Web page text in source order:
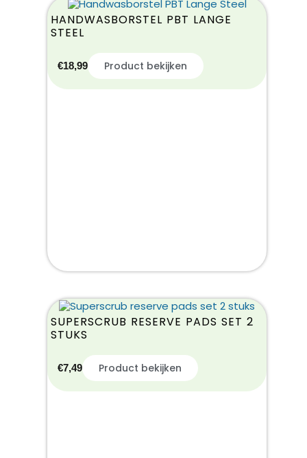
HANDWASBORSTEL PBT LANGE
STEEL
€18,99 Product bekijken
SUPERSCRUB RESERVE PADS SET 2
STUKS
€7,49 Product bekijken